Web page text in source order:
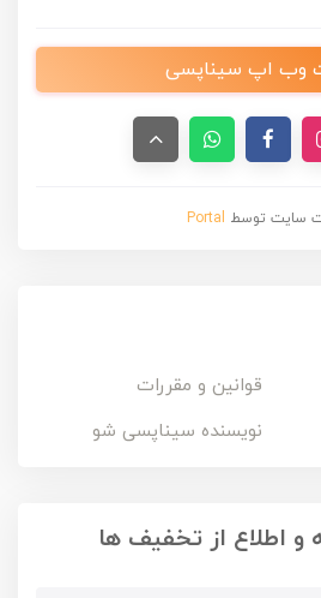
وب اپ سیناپسی
سایت توسط Portal
قوانین و مقررات
نویسنده سیناپسی شو
و اطلاع از تخفیف ها